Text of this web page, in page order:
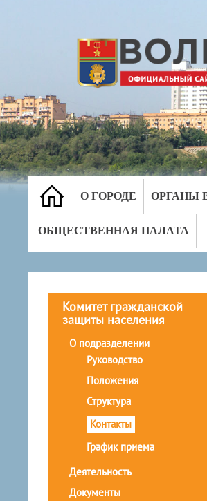
О ГОРОДЕ ОРГАНЫ
ОБЩЕСТВЕННАЯ ПАЛАТА
Комитет гражданской
защиты населения
О подразделении
Руководство
Положения
Структура
Контакты
График приема
Деятельность
Документы